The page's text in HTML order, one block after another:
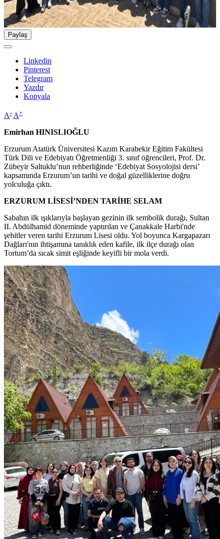
Paylaş
Linkedin
Pinterest
Telegram
Yazdır
Kopyala
A- A+
Emirhan HINISLIOĞLU
Erzurum Atatürk Üniversitesi Kazım Karabekir Eğitim Fakültesi
Türk Dili ve Edebiyatı Öğretmenliği 3. sınıf öğrencileri, Prof. Dr.
Zübeyir Saltuklu’nun rehberliğinde ‘Edebiyat Sosyolojisi dersi’
kapsamında Erzurum’un tarihi ve doğal güzelliklerine doğru
yolculuğa çıktı.
ERZURUM LİSESİ’NDEN TARİHE SELAM
Sabahın ilk ışıklarıyla başlayan gezinin ilk sembolik durağı, Sultan
II. Abdülhamid döneminde yaptırılan ve Çanakkale Harbi'nde
şehitler veren tarihi Erzurum Lisesi oldu. Yol boyunca Kargapazarı
Dağları'nın ihtişamına tanıklık eden kafile, ilk ilçe durağı olan
Tortum’da sıcak simit eşliğinde keyifli bir mola verdi.